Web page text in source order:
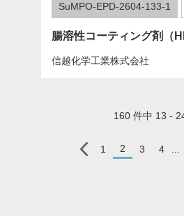
SuMPO-EPD-2604-133-1
腸溶性コーティング剤（
信越化学工業株式会社
160 件中 13 -
1 2 3 4 ...